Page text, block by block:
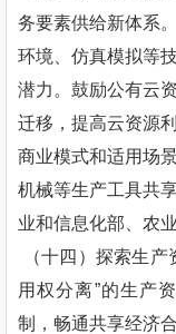
务要素供给新体系
环境、仿真模拟等
潜力。鼓励公有云
迁移，提高云资源
商业模式和适用场
机械等生产工具共
业和信息化部、农
（十四）探索生
用权分离”的生产
制，畅通共享经济